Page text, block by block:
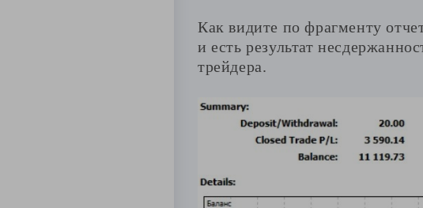
Как видите по фрагменту
и есть результат
трейдера.